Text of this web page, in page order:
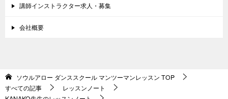
講師インストラクター求人・募集
会社概要
ソウルアロー ダンススクール マンツーマンレッスン TOP
すべての記事
レッスンノート